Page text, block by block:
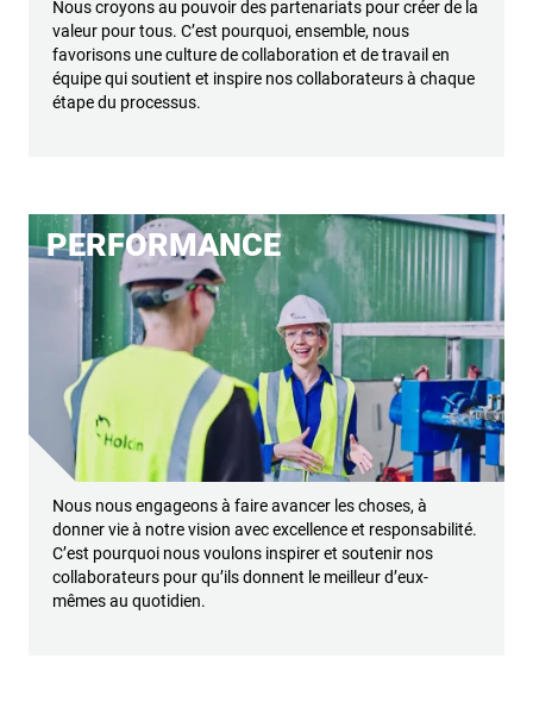
Nous croyons au pouvoir des partenariats pour créer de la
valeur pour tous. C’est pourquoi, ensemble, nous
favorisons une culture de collaboration et de travail en
équipe qui soutient et inspire nos collaborateurs à chaque
étape du processus.
PERFORMANCE
Nous nous engageons à faire avancer les choses, à
donner vie à notre vision avec excellence et responsabilité.
C’est pourquoi nous voulons inspirer et soutenir nos
collaborateurs pour qu’ils donnent le meilleur d’eux-
mêmes au quotidien.